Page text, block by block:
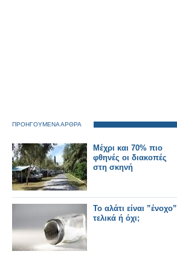
ΠΡΟΗΓΟΥΜΕΝΑ ΑΡΘΡΑ
Μέχρι και 70% πιο
φθηνές οι διακοπές
στη σκηνή
Το αλάτι είναι ”ένοχο”
τελικά ή όχι;